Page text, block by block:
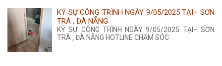
KÝ SỰ CÔNG TRÌNH NGÀY 9/05/2025 TẠI– SƠN
TRÀ , ĐÀ NẴNG
KÝ SỰ CÔNG TRÌNH NGÀY 9/05/2025 TẠI– SƠN
TRÀ , ĐÀ NẴNG HOTLINE CHĂM SÓC